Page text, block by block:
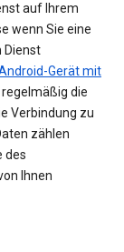
auf Ihrem
wenn Sie eine
Dienst
Gerät mit
die
Verbindung zu
zählen
des
Ihnen